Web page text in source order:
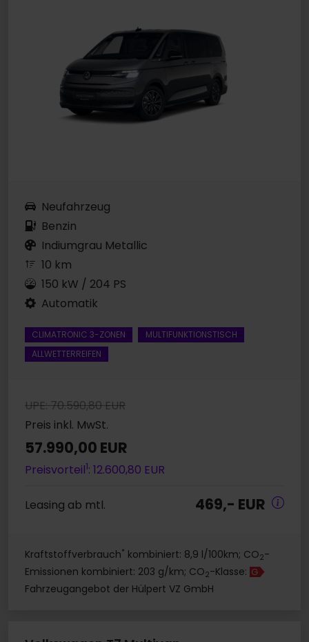
Neufahrzeug
Benzin
Indiumgrau Metallic
10 km
150 kW / 204 PS
Automatik
CLIMATRONIC 3-ZONEN
MULTIFUNKTIONSTISCH
ALLWETTERREIFEN
UPE: 70.590,80 EUR
Preis inkl. MwSt.
57.990,00 EUR
Preisvorteil1: 12.600,80 EUR
Leasing ab mtl. 469,- EUR
Kraftstoffverbrauch* kombiniert: 8,9 l/100km; CO2-
Emissionen kombiniert: 203 g/km; CO2-Klasse: G
Fahrzeugangebot der Hülpert VZ GmbH